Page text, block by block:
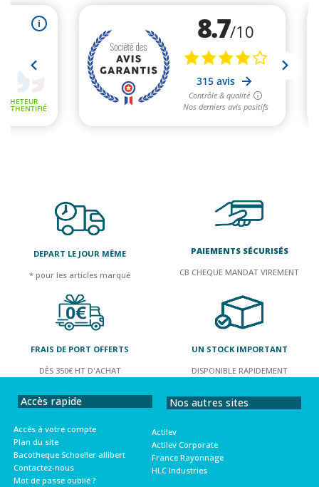
DEPART LE JOUR MÊME
* pour les articles marqué
PAIEMENTS SÉCURISÉS
CB CHEQUE MANDAT VIREMENT
FRAIS DE PORT OFFERTS
DÈS 350€ HT D'ACHAT
UN STOCK IMPORTANT
DISPONIBLE RAPIDEMENT
Accès rapide
Accès à votre compte
Plan du site
Bacotheque Schoeller allibert
Contactez-nous
Mot de passe oublié ?
Nos autres sites
Actilev
Actilev Corporate
France Rayonnage
HLC Industries